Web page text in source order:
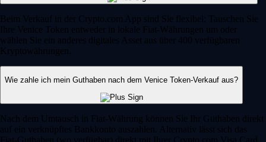
Beim Verkauf in der Crypto.com App sind Sie flexibel: Tauschen Sie
Ihre Venice Token entweder in lokale Fiat-Währungen um oder
wählen Sie ein anderes digitales Asset aus über 400 verfügbaren
Kryptowährungen.
Wie zahle ich mein Guthaben nach dem Venice Token-Verkauf aus?
Nach dem Umtausch in Fiat-Währung können Sie Ihr Guthaben direkt
auf ein verknüpftes Bankkonto auszahlen. Alternativ lässt sich das
Fiat-Guthaben (wo verfügbar) direkt mit Ihrer Crypto.com Visa Card